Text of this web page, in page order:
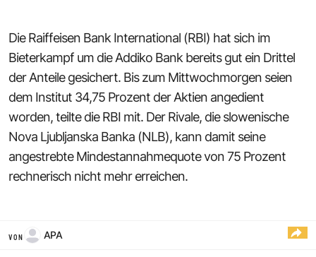
Die Raiffeisen Bank International (RBI) hat sich im
Bieterkampf um die Addiko Bank bereits gut ein Drittel
der Anteile gesichert. Bis zum Mittwochmorgen seien
dem Institut 34,75 Prozent der Aktien angedient
worden, teilte die RBI mit. Der Rivale, die slowenische
Nova Ljubljanska Banka (NLB), kann damit seine
angestrebte Mindestannahmequote von 75 Prozent
rechnerisch nicht mehr erreichen.
VON APA